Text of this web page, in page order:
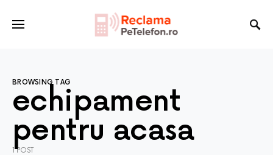
BROWSING TAG
echipament
pentru acasa
1 POST